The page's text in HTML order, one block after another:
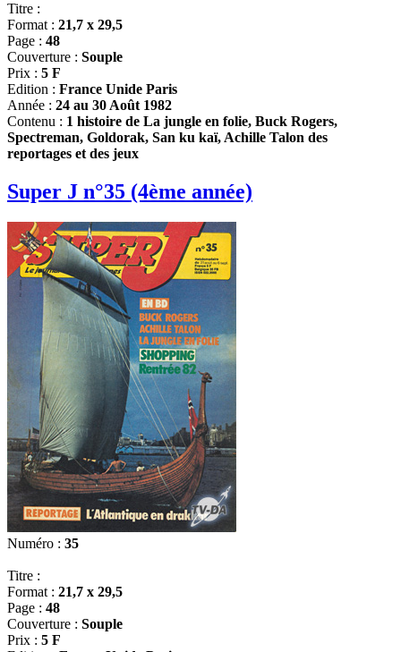
Titre :
Format : 21,7 x 29,5
Page : 48
Couverture : Souple
Prix : 5 F
Edition : France Unide Paris
Année : 24 au 30 Août 1982
Contenu : 1 histoire de La jungle en folie, Buck Rogers,
Spectreman, Goldorak, San ku kaï, Achille Talon des
reportages et des jeux
Super J n°35 (4ème année)
Numéro : 35
Titre :
Format : 21,7 x 29,5
Page : 48
Couverture : Souple
Prix : 5 F